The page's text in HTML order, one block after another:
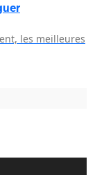
les meilleures